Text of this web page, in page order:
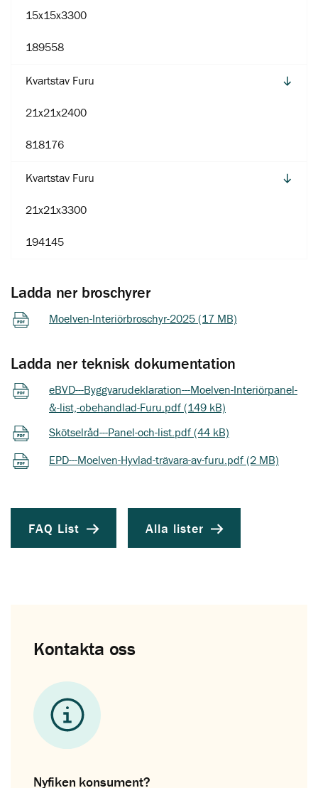
15x15x3300
189558
Kvartstav Furu
21x21x2400
818176
Kvartstav Furu
21x21x3300
194145
Ladda ner broschyrer
Moelven-Interiörbroschyr-2025 (17 MB)
Ladda ner teknisk dokumentation
eBVD---Byggvarudeklaration---Moelven-Interiörpanel-
&-list,-obehandlad-Furu.pdf (149 kB)
Skötselråd---Panel-och-list.pdf (44 kB)
EPD---Moelven-Hyvlad-trävara-av-furu.pdf (2 MB)
FAQ List Alla lister
Kontakta oss
Nyfiken konsument?